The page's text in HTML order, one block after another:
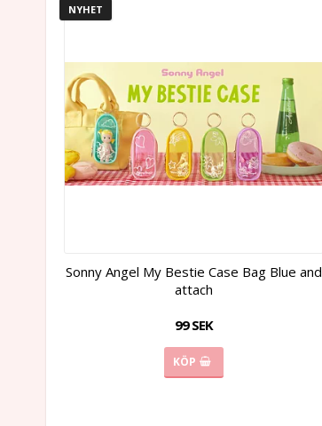
NYHET
Sonny Angel My Bestie Case Bag Blue and
attach
99 SEK
KÖP